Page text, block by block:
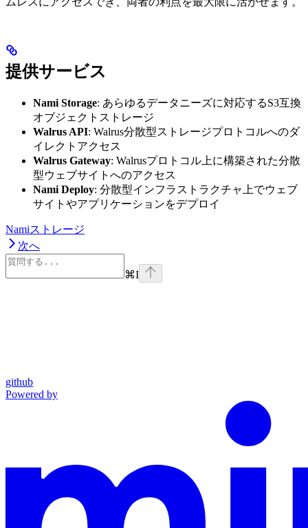
提供サービス
Nami Storage: あらゆるデータニーズに対応するS3互換
オブジェクトストレージ
Walrus API: Walrus分散型ストレージプロトコルへのダ
イレクトアクセス
Walrus Gateway: Walrusプロトコル上に構築された分散
型ウェブサイトへのアクセス
Nami Deploy: 分散型インフラストラクチャ上でウェブ
サイトやアプリケーションをデプロイ
Namiストレージ
次へ
⌘I
github
Powered by